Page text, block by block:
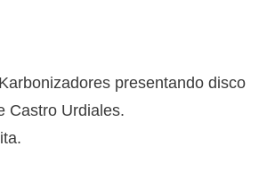
presentando disco
Castro Urdiales.